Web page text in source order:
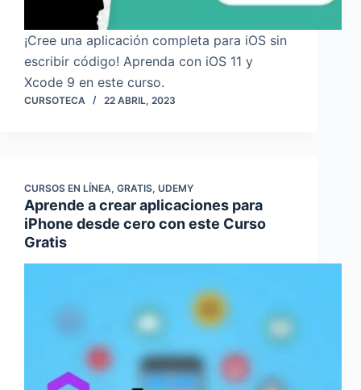
¡Cree una aplicación completa para iOS sin
escribir código! Aprenda con iOS 11 y
Xcode 9 en este curso.
CURSOTECA 22 ABRIL, 2023
CURSOS EN LÍNEA, GRATIS, UDEMY
Aprende a crear aplicaciones para
iPhone desde cero con este Curso
Gratis